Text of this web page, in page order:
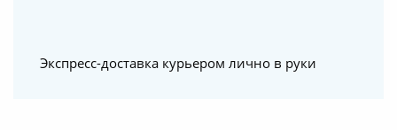
Экспресс-доставка курьером лично в руки